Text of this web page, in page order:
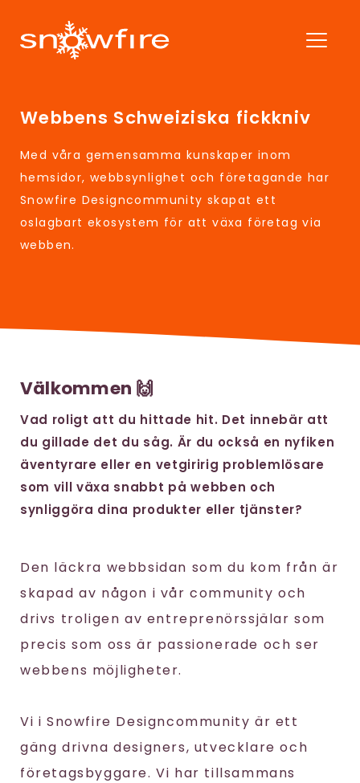
Webbens Schweiziska fickkniv
Med våra gemensamma kunskaper inom
hemsidor, webbsynlighet och företagande har
Snowfire Designcommunity skapat ett
oslagbart ekosystem för att växa företag via
webben.
Välkommen 🙌
Vad roligt att du hittade hit. Det innebär att
du gillade det du såg. Är du också en nyfiken
äventyrare eller en vetgiririg problemlösare
som vill växa snabbt på webben och
synliggöra dina produkter eller tjänster?
Den läckra webbsidan som du kom från är
skapad av någon i vår community och
drivs troligen av entreprenörssjälar som
precis som oss är passionerade och ser
webbens möjligheter.
Vi i Snowfire Designcommunity är ett
gäng drivna designers, utvecklare och
företagsbyggare. Vi har tillsammans